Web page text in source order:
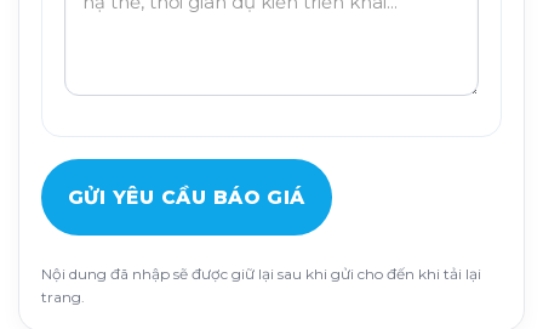
GỬI YÊU CẦU BÁO GIÁ
Nội dung đã nhập sẽ được giữ lại sau khi gửi cho đến khi tải lại
trang.